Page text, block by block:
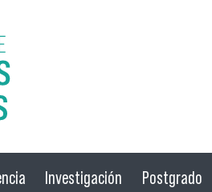
Investigación Postgrado